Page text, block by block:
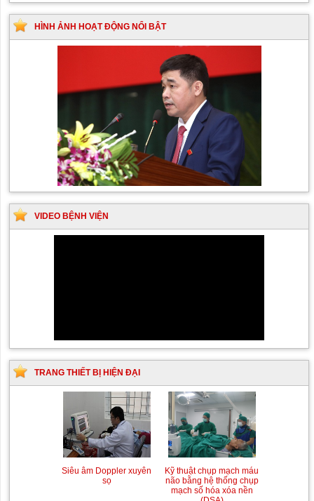
HÌNH ẢNH HOẠT ĐỘNG NỔI BẬT
VIDEO BỆNH VIỆN
TRANG THIẾT BỊ HIỆN ĐẠI
Siêu âm Doppler xuyên
sọ
Kỹ thuật chụp mạch máu
não bằng hệ thống chụp
mạch số hóa xóa nền